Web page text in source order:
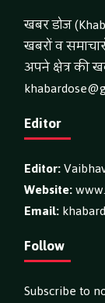
खबर डोज
खबरों व
अपने क्षेत्र की
Editor
Editor:
Website:
Email:
Follow
Subscribe to